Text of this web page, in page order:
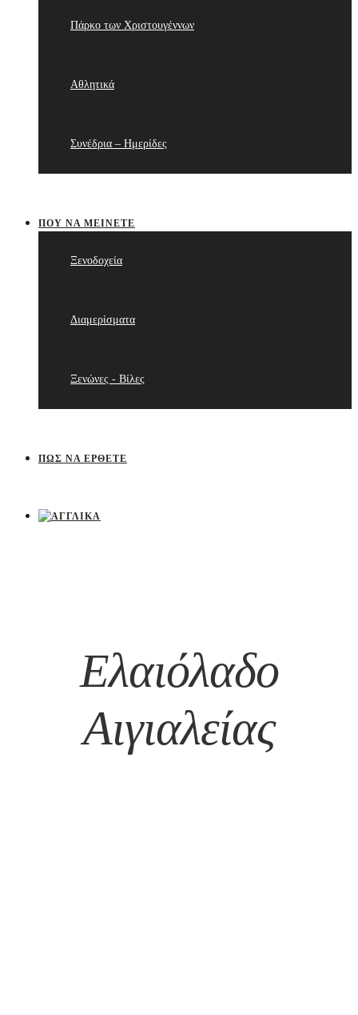
Πάρκο των Χριστουγέννων
Αθλητικά
Συνέδρια – Ημερίδες
ΠΟΥ ΝΑ ΜΕΊΝΕΤΕ
Ξενοδοχεία
Διαμερίσματα
Ξενώνες - Βίλες
ΠΩΣ ΝΑ ΈΡΘΕΤΕ
Ελαιόλαδο
Αιγιαλείας